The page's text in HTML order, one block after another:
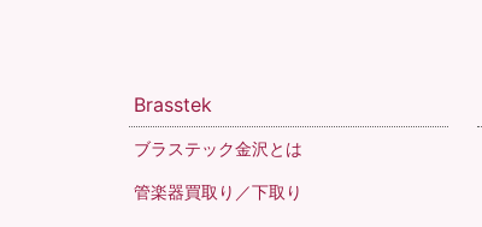
Brasstek
ブラステック金沢とは
管楽器買取り／下取り